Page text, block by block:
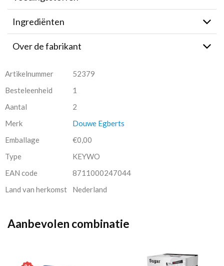
Ingrediënten
Over de fabrikant
Artikelnummer
52379
Besteleenheid
1
Aantal
2
Merk
Douwe Egberts
Emballage
€0,00
Type
KEYWO
EAN code
8711000247044
Land van herkomst
Nederland
Aanbevolen combinatie